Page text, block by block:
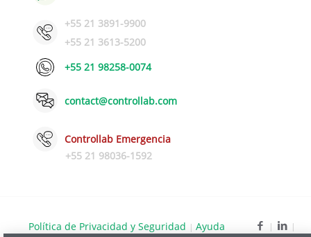
+55 21 3891-9900
+55 21 3613-5200
+55 21 98258-0074
contact@controllab.com
Controllab Emergencia
+55 21 98036-1592
Política de Privacidad y Seguridad | Ayuda